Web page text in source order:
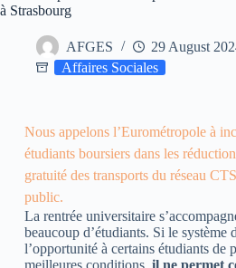
à Strasbourg
AFGES
29 August
Affaires Sociales
Nous appelons l’Eurométropole à
étudiants boursiers dans les
gratuité des transports du réseau
public.
La rentrée universitaire
beaucoup d’étudiants. Si le système
l’opportunité à certains étudiants de
meilleures conditions, il ne permet